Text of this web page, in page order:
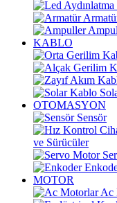
KABLO
OTOMASYON
Sensör
ve Sürücüler
MOTOR
Ac